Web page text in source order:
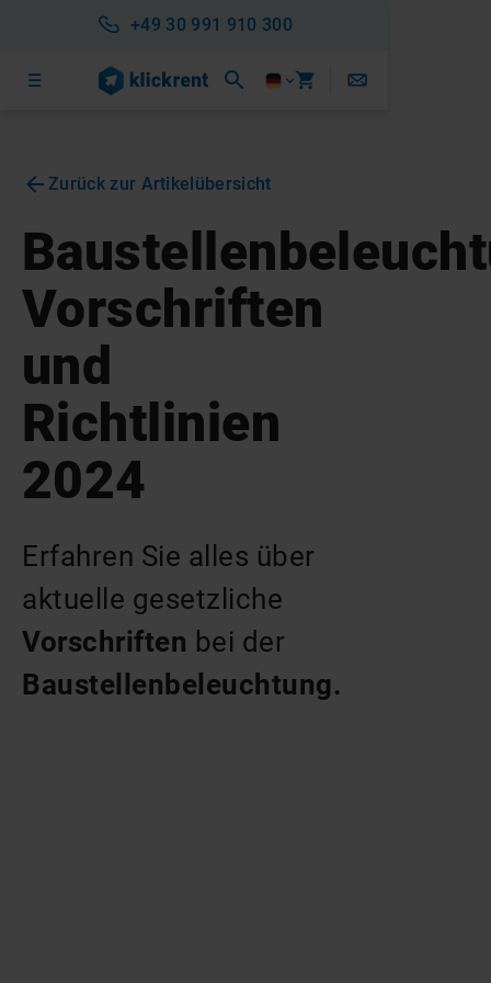
+49 30 991 910 300
Zurück zur Artikelübersicht
Vorschriften
und
Richtlinien
2024
Erfahren Sie alles über
aktuelle gesetzliche
Vorschriften bei der
Baustellenbeleuchtung.